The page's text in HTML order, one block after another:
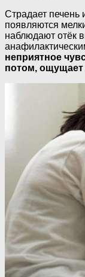
Страдает печень
появляются
наблюдают отёк
неприятное
потом, ощущает